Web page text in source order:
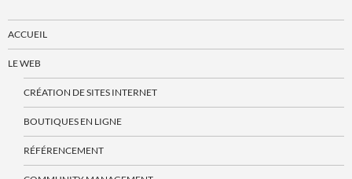
ACCUEIL
LE WEB
CRÉATION DE SITES INTERNET
BOUTIQUES EN LIGNE
RÉFÉRENCEMENT